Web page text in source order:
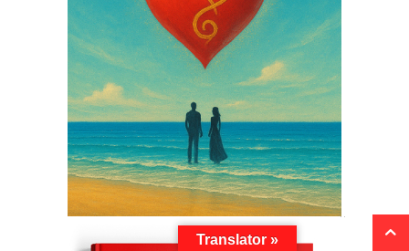
Translator »